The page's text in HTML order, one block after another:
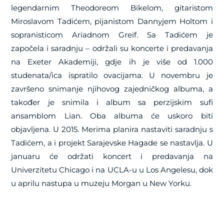
legendarnim Theodoreom Bikelom, gitaristom
Miroslavom Tadićem, pijanistom Dannyjem Holtom i
sopranisticom Ariadnom Greif. Sa Tadićem je
započela i saradnju – održali su koncerte i predavanja
na Exeter Akademiji, gdje ih je više od 1.000
studenata/ica ispratilo ovacijama. U novembru je
završeno snimanje njihovog zajedničkog albuma, a
također je snimila i album sa perzijskim sufi
ansamblom Lian. Oba albuma će uskoro biti
objavljena. U 2015. Merima planira nastaviti saradnju s
Tadićem, a i projekt Sarajevske Hagade se nastavlja. U
januaru će održati koncert i predavanja na
Univerzitetu Chicago i na UCLA-u u Los Angelesu, dok
u aprilu nastupa u muzeju Morgan u New Yorku.